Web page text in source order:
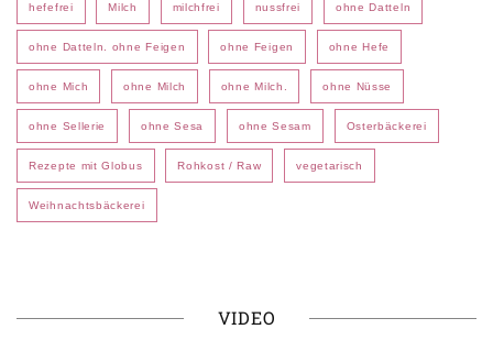
hefefrei Milch milchfrei nussfrei ohne Datteln
ohne Datteln. ohne Feigen ohne Feigen ohne Hefe
ohne Mich ohne Milch ohne Milch. ohne Nüsse
ohne Sellerie ohne Sesa ohne Sesam Osterbäckerei
Rezepte mit Globus Rohkost / Raw vegetarisch
Weihnachtsbäckerei
VIDEO